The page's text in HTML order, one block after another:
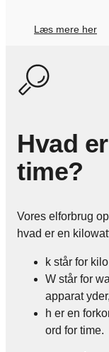
Læs mere her
Hvad
time?
Vores elforbrug
hvad er en
k står for
W står for
apparat
h er en
ord for time.